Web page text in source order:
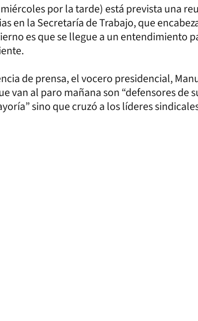
por la tarde) está prevista una
en la Secretaría de Trabajo, que
es que se llegue a un entendimiento
de prensa, el vocero presidencial,
van al paro mañana son “defensores de
sino que cruzó a los líderes